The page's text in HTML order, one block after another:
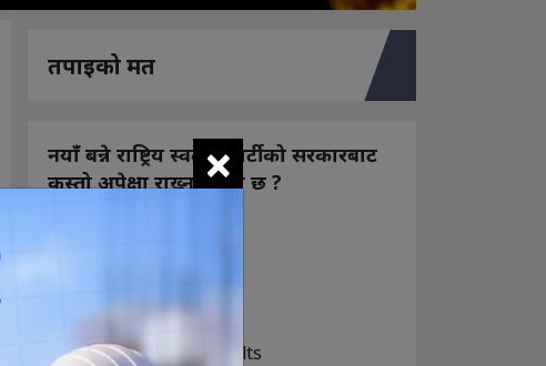
तपाइको मत
नयाँ बन्ने राष्ट्रिय स्वतन्त्र पार्टीको सरकारबाट
कस्तो अपेक्षा राख्नुभएको छ ?
ज सुकै होस्
View Results
×